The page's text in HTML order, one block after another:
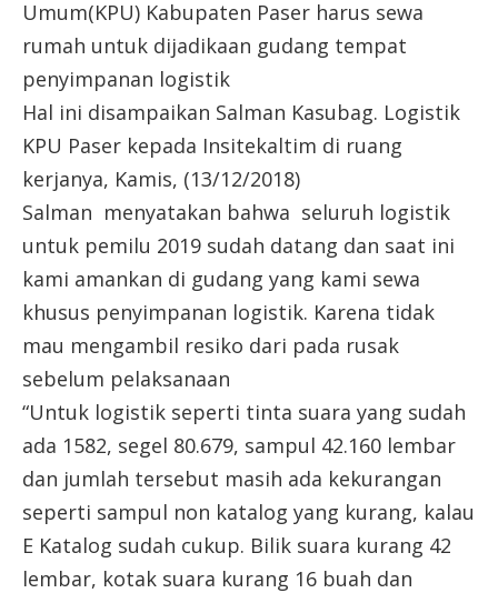
Umum(KPU) Kabupaten Paser harus sewa
rumah untuk dijadikaan gudang tempat
penyimpanan logistik
Hal ini disampaikan Salman Kasubag. Logistik
KPU Paser kepada Insitekaltim di ruang
kerjanya, Kamis, (13/12/2018)
Salman menyatakan bahwa seluruh logistik
untuk pemilu 2019 sudah datang dan saat ini
kami amankan di gudang yang kami sewa
khusus penyimpanan logistik. Karena tidak
mau mengambil resiko dari pada rusak
sebelum pelaksanaan
“Untuk logistik seperti tinta suara yang sudah
ada 1582, segel 80.679, sampul 42.160 lembar
dan jumlah tersebut masih ada kekurangan
seperti sampul non katalog yang kurang, kalau
E Katalog sudah cukup. Bilik suara kurang 42
lembar, kotak suara kurang 16 buah dan